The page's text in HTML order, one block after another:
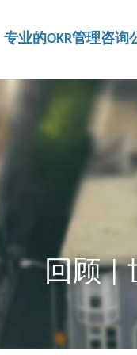
专业的OKR管理咨询
回顾 |